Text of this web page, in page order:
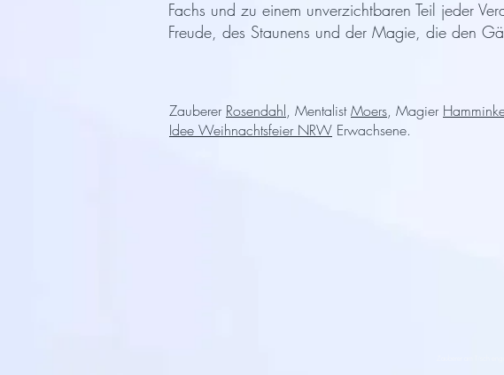
Fachs und zu einem unverzichtbaren Teil jeder
Freude, des Staunens und der Magie, die den
Zauberer Rosendahl, MentalistMoers, Magier
Idee Weihnachtsfeier NRW Erwachsene.